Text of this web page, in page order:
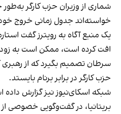
شماری از وزیران حزب کارگر
خواسته‌اند جدول زمانی خروج
یک منبع آگاه به رویترز گفت
افت کرده است، ممکن است به
سرطان تصمیم بگیرد که از رهبری
حزب کارگر در برابر برنام بایستد.
شبکه اسکای‌نیوز نیز گزارش داده
بریتانیا، در گفت‌وگویی خصوصی